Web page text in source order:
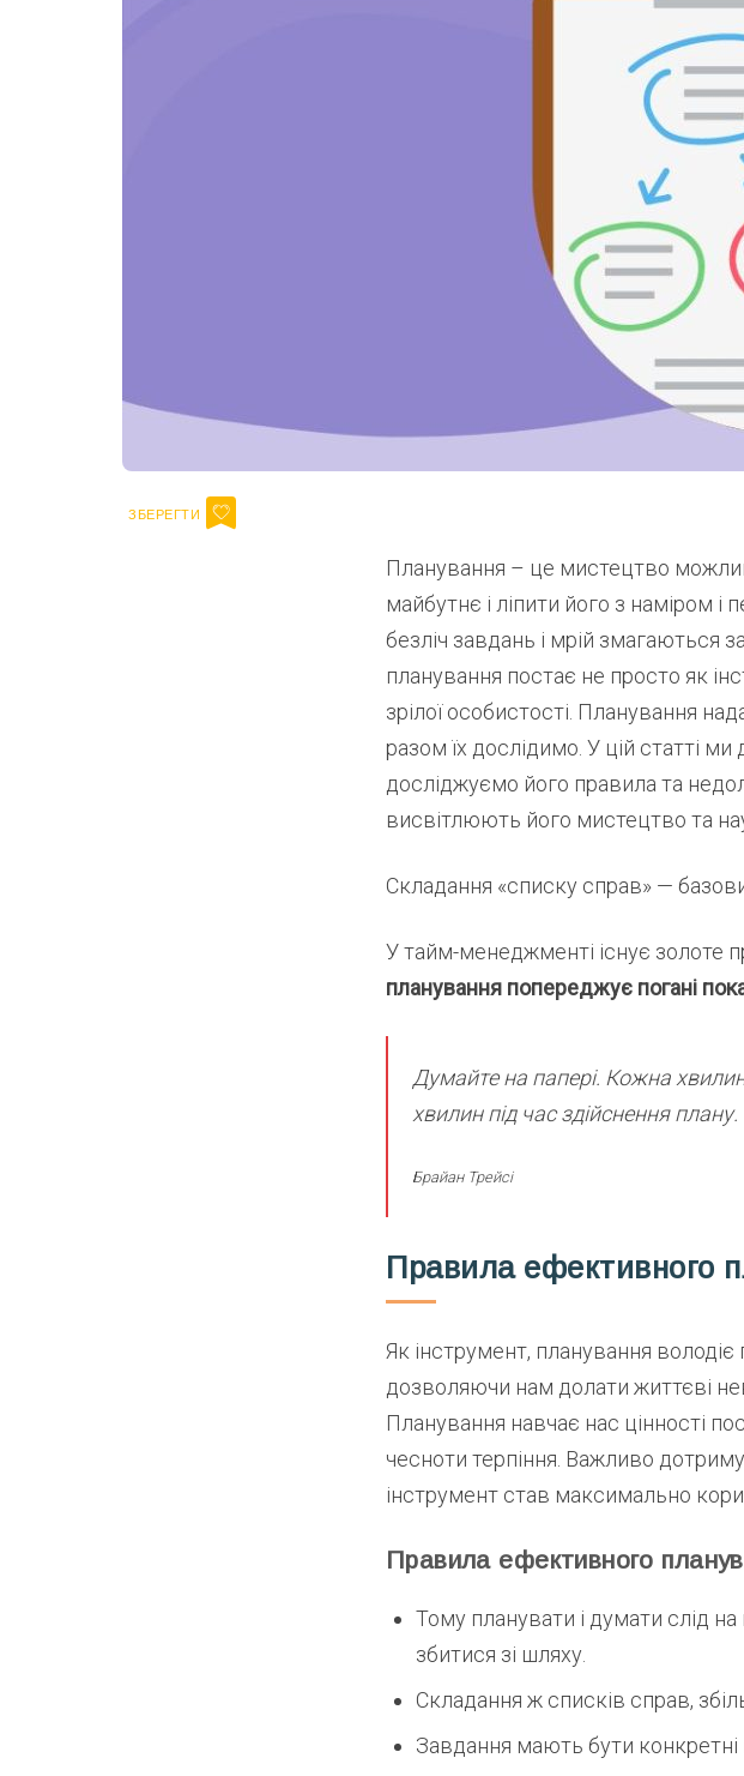
Планування – це мистецтво
майбутнє і ліпити його з наміром
безліч завдань і мрій змагаються
планування постає не просто як
зрілої особистості. Планування
разом їх дослідимо. У цій статті
досліджуємо його правила та
висвітлюють його мистецтво та
Складання «списку справ» —
У тайм-менеджменті існує золоте
планування попереджує погані
Думайте на папері. Кожна
хвилин під час здійснення плану.
Брайан Трейсі
Правила ефективного
Як інструмент, планування
дозволяючи нам долати життєві
Планування навчає нас цінності
чесноти терпіння. Важливо
інструмент став максимально
Правила ефективного
Тому планувати і думати слід
збитися зі шляху.
Складання ж списків справ,
Завдання мають бути конкретні і